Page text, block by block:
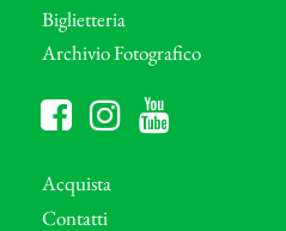
Biglietteria
Archivio Fotografico
Acquista
Contatti